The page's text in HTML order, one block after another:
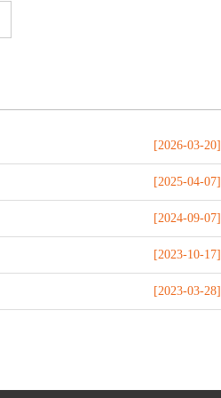
[2026-03-20]
[2025-04-07]
[2024-09-07]
[2023-10-17]
[2023-03-28]